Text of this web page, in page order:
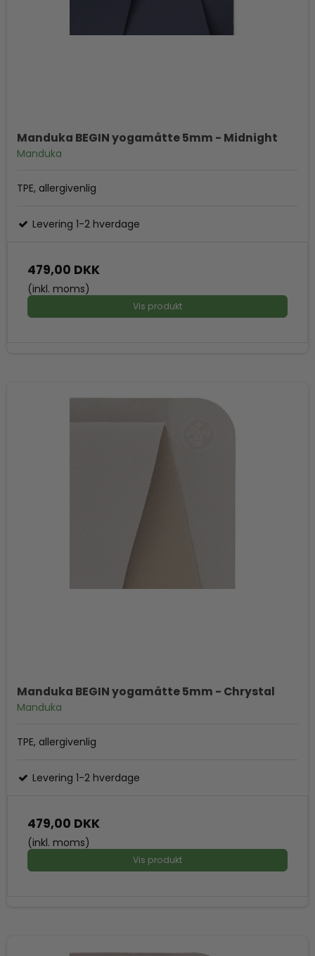
Manduka BEGIN yogamåtte 5mm - Midnight
Manduka
TPE, allergivenlig
Levering 1-2 hverdage
479,00 DKK
(inkl. moms)
Vis produkt
Manduka BEGIN yogamåtte 5mm - Chrystal
Manduka
TPE, allergivenlig
Levering 1-2 hverdage
479,00 DKK
(inkl. moms)
Vis produkt